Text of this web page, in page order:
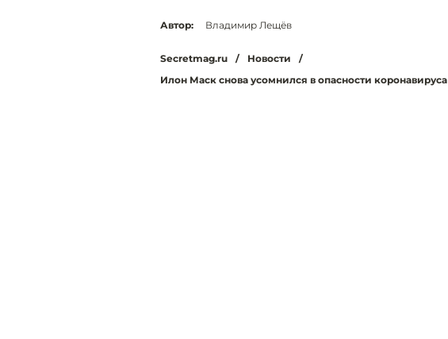
Автор: Владимир Лещёв
Secretmag.ru / Новости
/
Илон Маск снова усомнился в опасности коронавируса